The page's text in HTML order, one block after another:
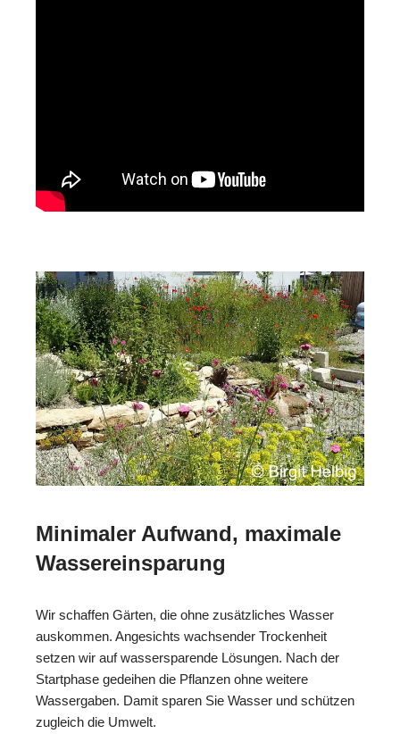
Minimaler Aufwand, maximale
Wassereinsparung
Wir schaffen Gärten, die ohne zusätzliches Wasser
auskommen. Angesichts wachsender Trockenheit
setzen wir auf wassersparende Lösungen. Nach der
Startphase gedeihen die Pflanzen ohne weitere
Wassergaben. Damit sparen Sie Wasser und schützen
zugleich die Umwelt.